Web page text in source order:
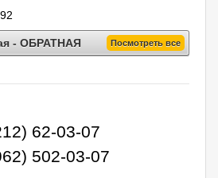
- ОБРАТНАЯ Посмотреть все
62-03-07
502-03-07